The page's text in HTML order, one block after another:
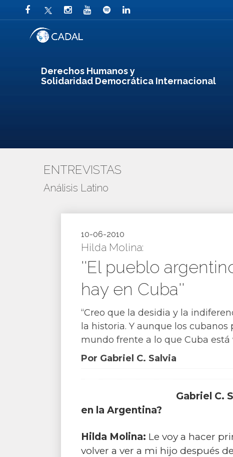
Derechos Humanos y
Solidaridad Democrática Internacional
ENTREVISTAS
Análisis Latino
10-06-2010
Hilda Molina:
''El pueblo
hay en Cuba''
“Creo que la desidia y la
la historia. Y aunque los
mundo frente a lo que Cuba está
Por Gabriel C. Salvia
Gabriel C.
en la Argentina?
Hilda Molina: Le voy a hacer
volver a ver a mi hijo después